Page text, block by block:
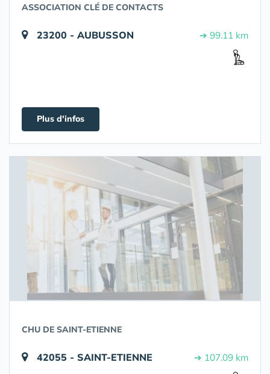
ASSOCIATION CLÉ DE CONTACTS
23200 - AUBUSSON ➔ 99.11 km
Plus d'infos
CHU DE SAINT-ETIENNE
42055 - SAINT-ETIENNE ➔ 107.09 km